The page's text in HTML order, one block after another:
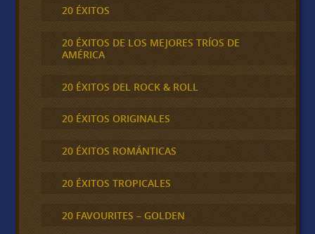
20 ÉXITOS
20 ÉXITOS DE LOS MEJORES TRÍOS DE
AMÉRICA
20 ÉXITOS DEL ROCK & ROLL
20 ÉXITOS ORIGINALES
20 ÉXITOS ROMÁNTICAS
20 ÉXITOS TROPICALES
20 FAVOURITES – GOLDEN